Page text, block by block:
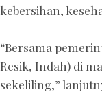
kebersihan,
“Bersama
Resik, Indah) di
sekeliling,”